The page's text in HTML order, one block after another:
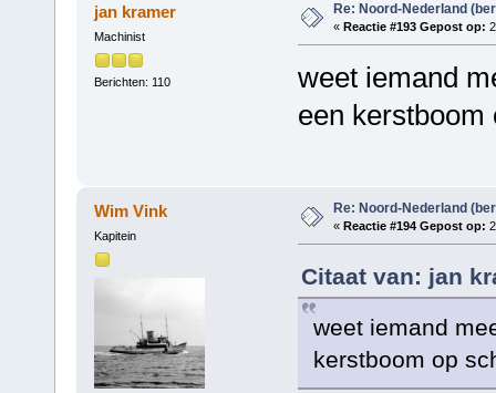
jan kramer
Machinist
Berichten: 110
Re: Noord-Nederland
« Reactie #193 Gepost op:
weet iemand
een kerstboom
Wim Vink
Kapitein
Re: Noord-Nederland
« Reactie #194 Gepost op:
Citaat van: jan
weet iemand
kerstboom op